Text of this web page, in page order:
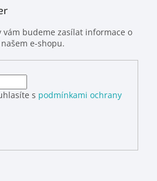
vám budeme zasílat informace o
e-shopu.
s podmínkami ochrany